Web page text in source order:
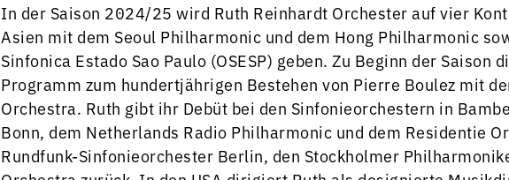
In der Saison 2024/25 wird Ruth Reinhardt Orchester auf vier
Asien mit dem Seoul Philharmonic und dem Hong Philharmonic
Sinfonica Estado Sao Paulo (OSESP) geben. Zu Beginn der
Programm zum hundertjährigen Bestehen von Pierre Boulez mit
Orchestra. Ruth gibt ihr Debüt bei den Sinfonieorchestern in
Bonn, dem Netherlands Radio Philharmonic und dem Residentie
Rundfunk-Sinfonieorchester Berlin, den Stockholmer